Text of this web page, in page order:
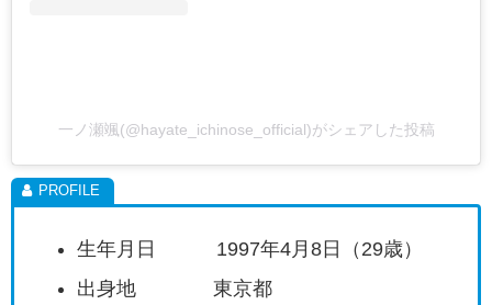
一ノ瀬颯(@hayate_ichinose_official)がシェアした投稿
生年月日 1997年4月8日（29歳）
出身地 東京都